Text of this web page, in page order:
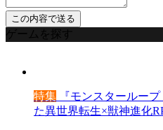
ゲームを探す
特集 『モンスタールー
た異世界転生×獣神進化